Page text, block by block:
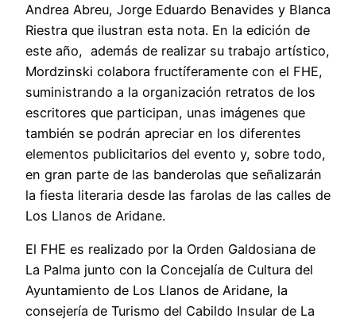
Andrea Abreu, Jorge Eduardo Benavides y Blanca
Riestra que ilustran esta nota. En la edición de
este año, además de realizar su trabajo artístico,
Mordzinski colabora fructíferamente con el FHE,
suministrando a la organización retratos de los
escritores que participan, unas imágenes que
también se podrán apreciar en los diferentes
elementos publicitarios del evento y, sobre todo,
en gran parte de las banderolas que señalizarán
la fiesta literaria desde las farolas de las calles de
Los Llanos de Aridane.
El FHE es realizado por la Orden Galdosiana de
La Palma junto con la Concejalía de Cultura del
Ayuntamiento de Los Llanos de Aridane, la
consejería de Turismo del Cabildo Insular de La